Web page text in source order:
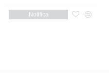
Notifica